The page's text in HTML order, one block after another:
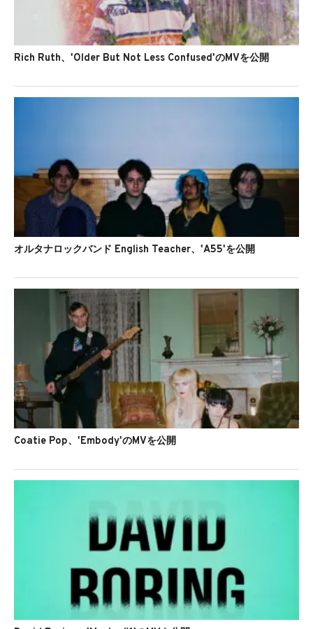
Rich Ruth、'Older But Not Less Confused'のMVを公開
オルタナロックバンド English Teacher、'A55'を公開
Coatie Pop、'Embody'のMVを公開